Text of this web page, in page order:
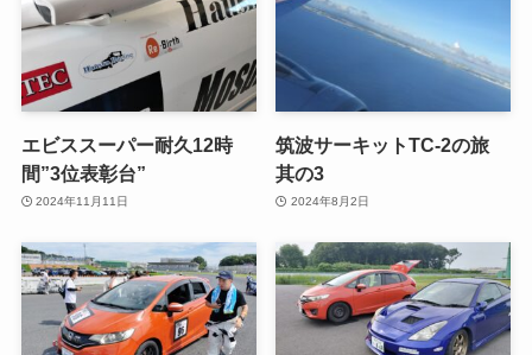
エビススーパー耐久12時
間”3位表彰台”
2024年11月11日
筑波サーキットTC-2の旅
其の3
2024年8月2日